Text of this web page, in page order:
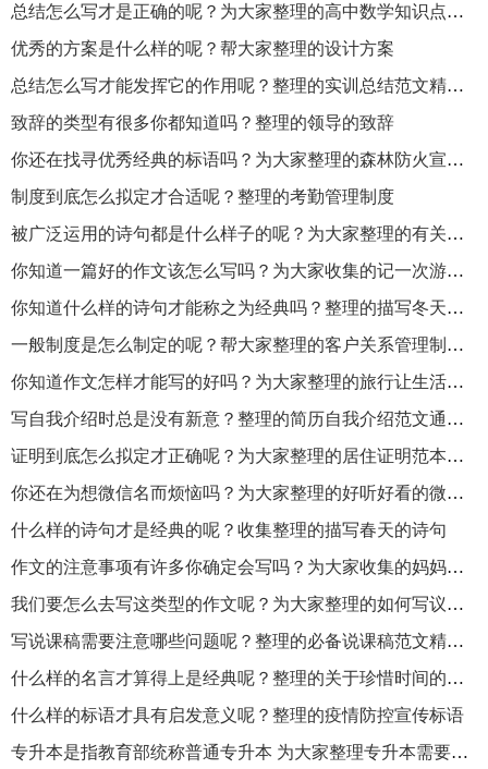
总结怎么写才是正确的呢？为大家整理的高中数学知识点总结
优秀的方案是什么样的呢？帮大家整理的设计方案
总结怎么写才能发挥它的作用呢？整理的实训总结范文精选17篇
致辞的类型有很多你都知道吗？整理的领导的致辞
你还在找寻优秀经典的标语吗？为大家整理的森林防火宣传标语
制度到底怎么拟定才合适呢？整理的考勤管理制度
被广泛运用的诗句都是什么样子的呢？为大家整理的有关于描写桂花香的诗句
你知道一篇好的作文该怎么写吗？为大家收集的记一次游戏作文
你知道什么样的诗句才能称之为经典吗？整理的描写冬天的诗句有哪些？
一般制度是怎么制定的呢？帮大家整理的客户关系管理制度通用6篇
你知道作文怎样才能写的好吗？为大家整理的旅行让生活更美好作文
写自我介绍时总是没有新意？整理的简历自我介绍范文通用46篇
证明到底怎么拟定才正确呢？为大家整理的居住证明范本通用10篇
你还在为想微信名而烦恼吗？为大家整理的好听好看的微信名精选450个
什么样的诗句才是经典的呢？收集整理的描写春天的诗句
作文的注意事项有许多你确定会写吗？为大家收集的妈妈的朋友作文
我们要怎么去写这类型的作文呢？为大家整理的如何写议论文
写说课稿需要注意哪些问题呢？整理的必备说课稿范文精选6篇
什么样的名言才算得上是经典呢？整理的关于珍惜时间的名言
什么样的标语才具有启发意义呢？整理的疫情防控宣传标语
专升本是指教育部统称普通专升本 为大家整理专升本需要考哪些科目相关内容